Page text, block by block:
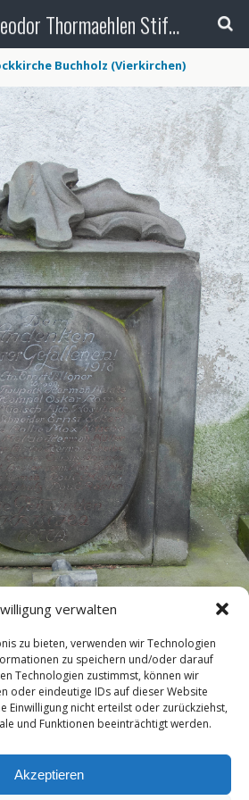
verwalten
zu bieten, verwenden wir Technologien
zu speichern und/oder darauf
Technologien zustimmst, können wir
oder eindeutige IDs auf dieser Website
Einwilligung nicht erteilst oder zurückziehst,
und Funktionen beeinträchtigt werden.
Akzeptieren
Johannes Theodor Thormaehlen Stiftung
Buchholz (Vierkirchen)
nächste in Galerie »
Zum Seitenanfang